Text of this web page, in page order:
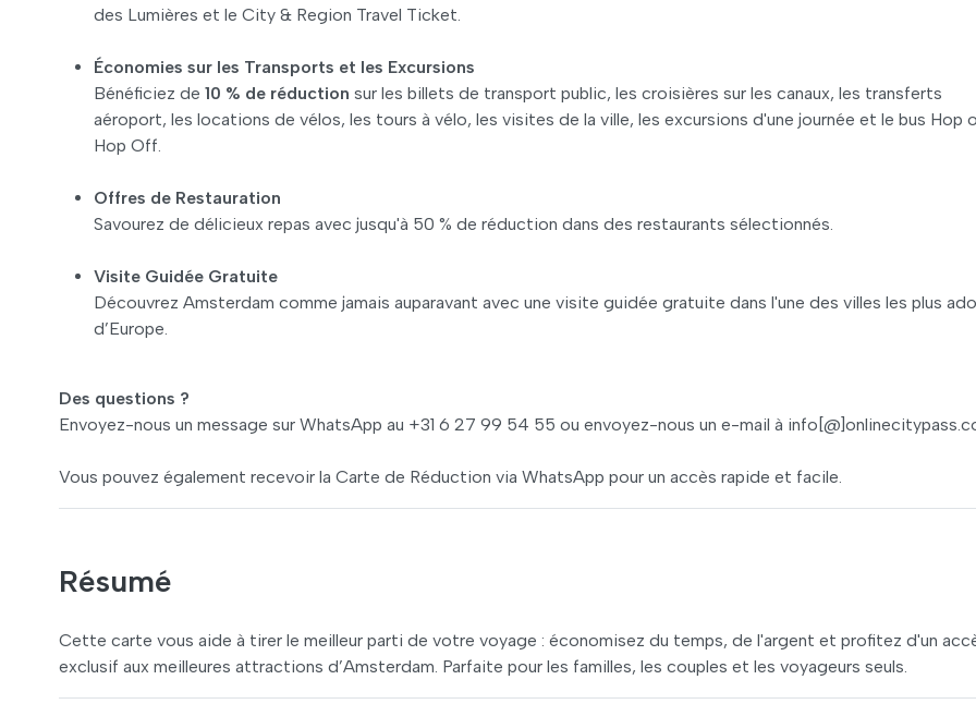
des Lumières et le City & Region Travel Ticket.
Économies sur les Transports et les Excursions
Bénéficiez de 10 % de réduction sur les billets de transport public, les croisières sur les canaux, les transferts
aéroport, les locations de vélos, les tours à vélo, les visites de la ville, les excursions d'une journée et le bus Hop
Hop Off.
Offres de Restauration
Savourez de délicieux repas avec jusqu'à 50 % de réduction dans des restaurants sélectionnés.
Visite Guidée Gratuite
Découvrez Amsterdam comme jamais auparavant avec une visite guidée gratuite dans l'une des villes les plus
d’Europe.
Des questions ?
Envoyez-nous un message sur WhatsApp au +31 6 27 99 54 55 ou envoyez-nous un e-mail à
Vous pouvez également recevoir la Carte de Réduction via WhatsApp pour un accès rapide et facile.
Résumé
Cette carte vous aide à tirer le meilleur parti de votre voyage : économisez du temps, de l'argent et profitez d'un
exclusif aux meilleures attractions d’Amsterdam. Parfaite pour les familles, les couples et les voyageurs seuls.